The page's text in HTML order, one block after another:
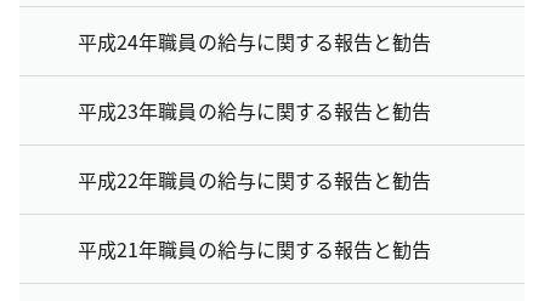
平成24年職員の給与に関する報告と勧告
平成23年職員の給与に関する報告と勧告
平成22年職員の給与に関する報告と勧告
平成21年職員の給与に関する報告と勧告